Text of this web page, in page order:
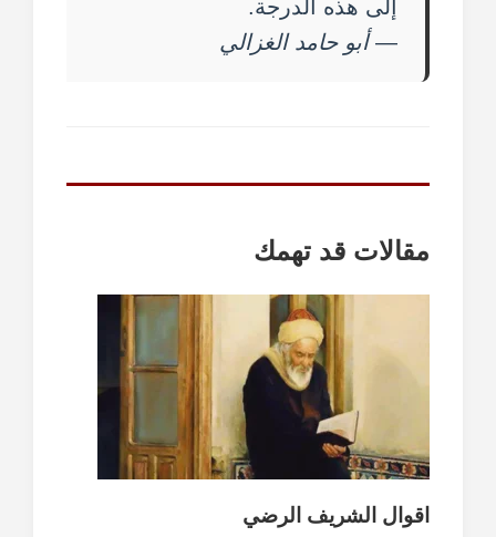
إلى هذه الدرجة.
—أبو حامد الغزالي
مقالات قد تهمك
اقوال الشريف الرضي